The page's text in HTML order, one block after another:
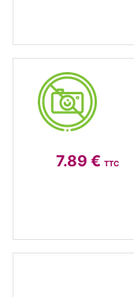
7.89 € TTC